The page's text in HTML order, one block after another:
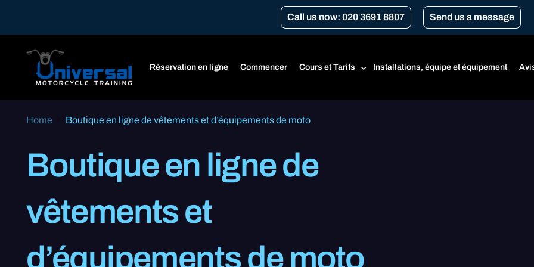
Call us now: 020 3691 8807 Send us a message
Réservation en ligne Commencer Cours et Tarifs
Cours pour débutants
CBT
Conversion de vitesse
Installations, équipe et équipement
Home Boutique en ligne de vêtements et d’équipements de moto
Boutique en ligne de
vêtements et
d’équipements de moto